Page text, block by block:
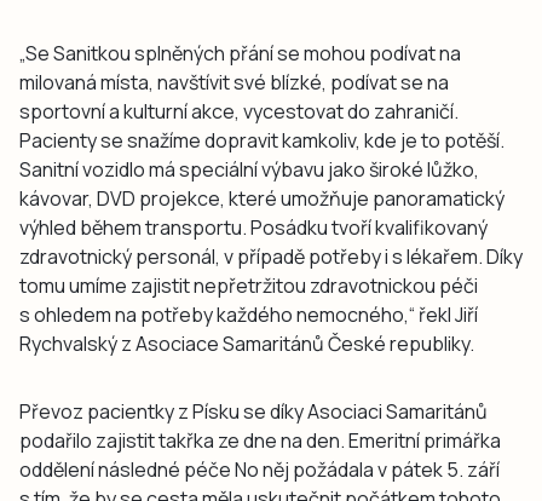
„Se Sanitkou splněných přání se mohou podívat na
milovaná místa, navštívit své blízké, podívat se na
sportovní a kulturní akce, vycestovat do zahraničí.
Pacienty se snažíme dopravit kamkoliv, kde je to potěší.
Sanitní vozidlo má speciální výbavu jako široké lůžko,
kávovar, DVD projekce, které umožňuje panoramatický
výhled během transportu. Posádku tvoří kvalifikovaný
zdravotnický personál, v případě potřeby i s lékařem. Díky
tomu umíme zajistit nepřetržitou zdravotnickou péči
s ohledem na potřeby každého nemocného,“ řekl Jiří
Rychvalský z Asociace Samaritánů České republiky.
Převoz pacientky z Písku se díky Asociaci Samaritánů
podařilo zajistit takřka ze dne na den. Emeritní primářka
oddělení následné péče No něj požádala v pátek 5. září